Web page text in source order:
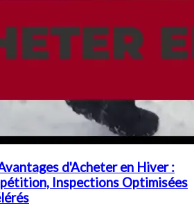
d'Acheter en Hiver :
Inspections Optimisées